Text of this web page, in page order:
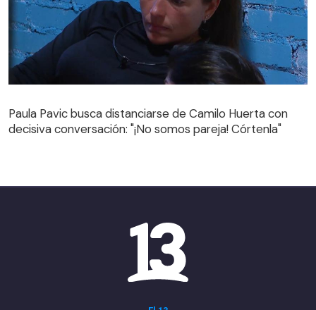
decisiva conversación: "¡No somos pareja! Córtenla"
Paula Pavic busca distanciarse de Camilo Huerta con
decisiva conversación: "¡No somos pareja! Córtenla"